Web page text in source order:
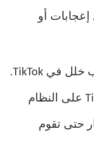
أو
يمكن أن تكون المشكلة بسبب خلل في TikTok.
تحتاج إلى تحديث تطبيق TikTok على النظام
حتى تقوم